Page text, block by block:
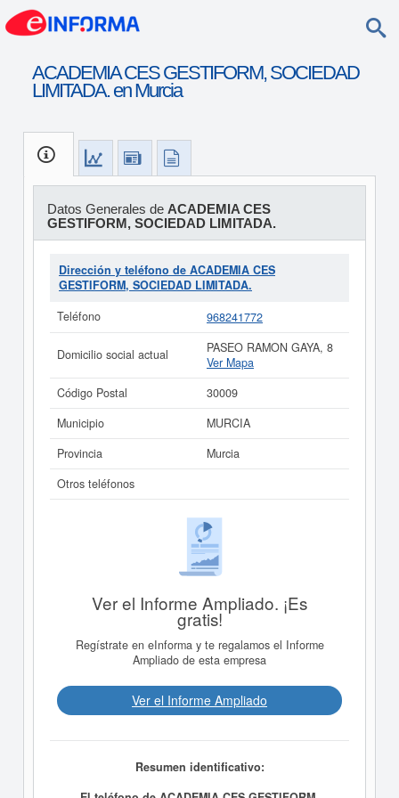
ACADEMIA CES GESTIFORM, SOCIEDAD
LIMITADA. en Murcia
Datos Generales de ACADEMIA CES
GESTIFORM, SOCIEDAD LIMITADA.
Dirección y teléfono de ACADEMIA CES
GESTIFORM, SOCIEDAD LIMITADA.
Teléfono
968241772
Domicilio social actual
PASEO RAMON GAYA, 8
Ver Mapa
Código Postal
30009
Municipio
MURCIA
Provincia
Murcia
Otros teléfonos
Ver el Informe Ampliado. ¡Es
gratis!
Regístrate en eInforma y te regalamos el Informe
Ampliado de esta empresa
Ver el Informe Ampliado
Resumen identificativo: